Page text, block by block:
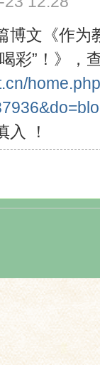
文《作为
彩”！》，
入 ！